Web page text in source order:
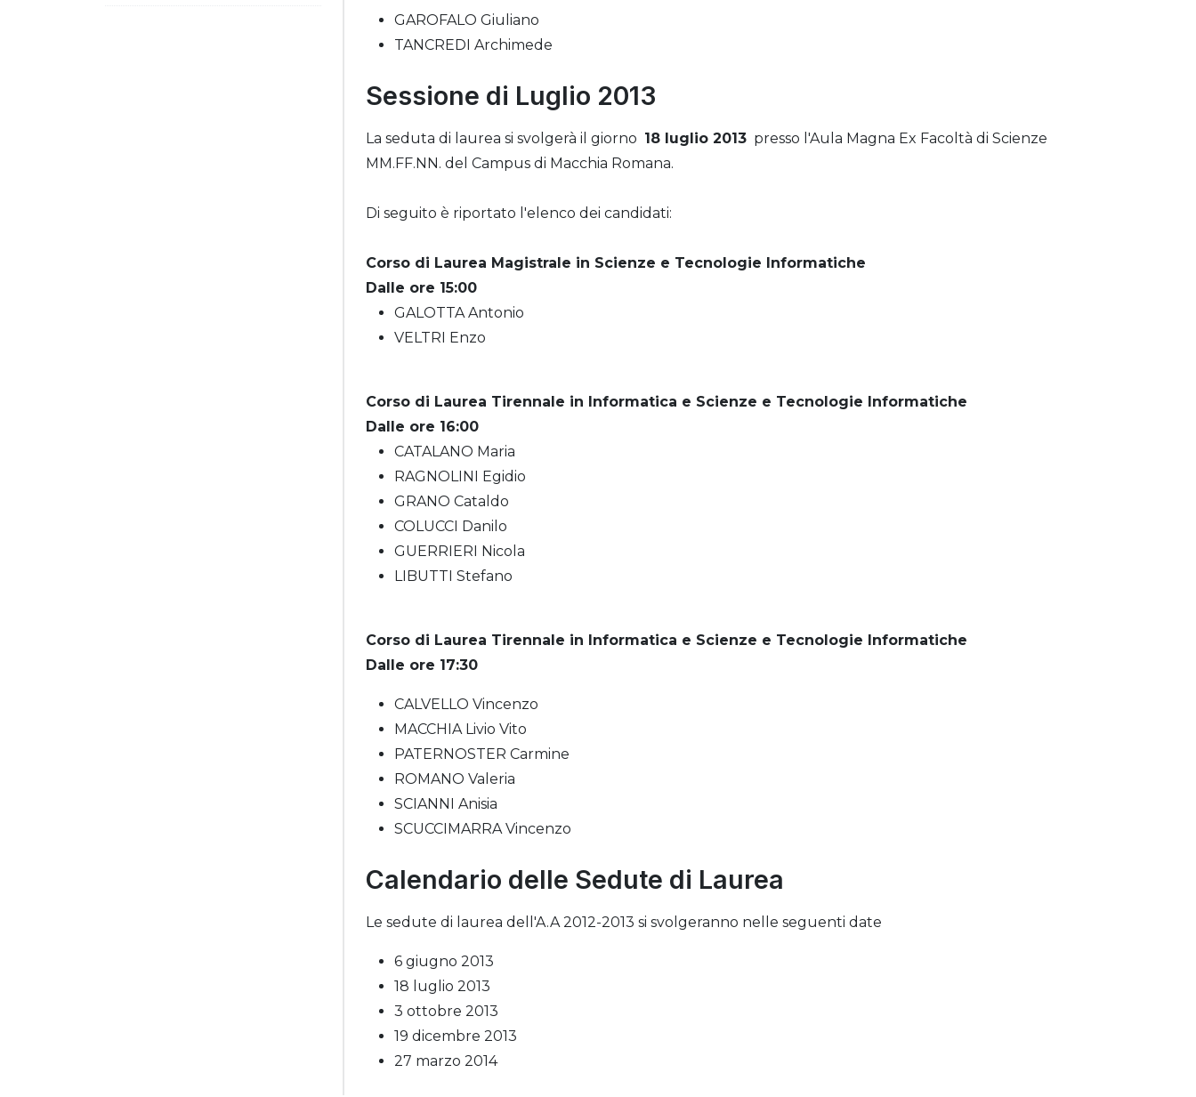
GAROFALO Giuliano
TANCREDI Archimede
Sessione di Luglio 2013
La seduta di laurea si svolgerà il giorno 18 luglio 2013 presso l'Aula Magna Ex Facoltà di Scienze
MM.FF.NN. del Campus di Macchia Romana.
Di seguito è riportato l'elenco dei candidati:
Corso di Laurea Magistrale in Scienze e Tecnologie Informatiche
Dalle ore 15:00
GALOTTA Antonio
VELTRI Enzo
Corso di Laurea Tirennale in Informatica e Scienze e Tecnologie Informatiche
Dalle ore 16:00
CATALANO Maria
RAGNOLINI Egidio
GRANO Cataldo
COLUCCI Danilo
GUERRIERI Nicola
LIBUTTI Stefano
Corso di Laurea Tirennale in Informatica e Scienze e Tecnologie Informatiche
Dalle ore 17:30
CALVELLO Vincenzo
MACCHIA Livio Vito
PATERNOSTER Carmine
ROMANO Valeria
SCIANNI Anisia
SCUCCIMARRA Vincenzo
Calendario delle Sedute di Laurea
Le sedute di laurea dell'A.A 2012-2013 si svolgeranno nelle seguenti date
6 giugno 2013
18 luglio 2013
3 ottobre 2013
19 dicembre 2013
27 marzo 2014